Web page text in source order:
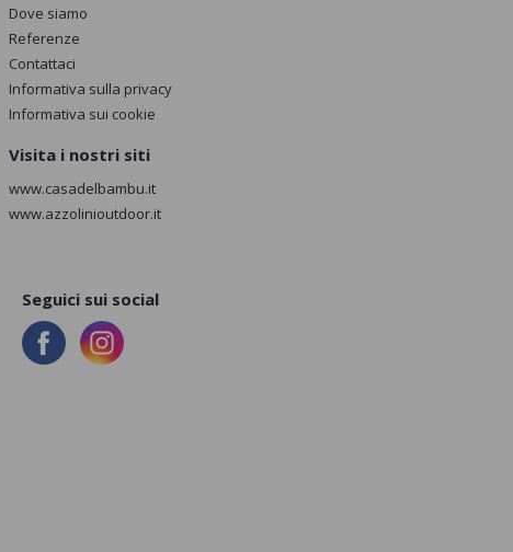
Dove siamo
Referenze
Contattaci
Informativa sulla privacy
Informativa sui cookie
Visita i nostri siti
www.casadelbambu.it
www.azzolinioutdoor.it
Seguici sui social